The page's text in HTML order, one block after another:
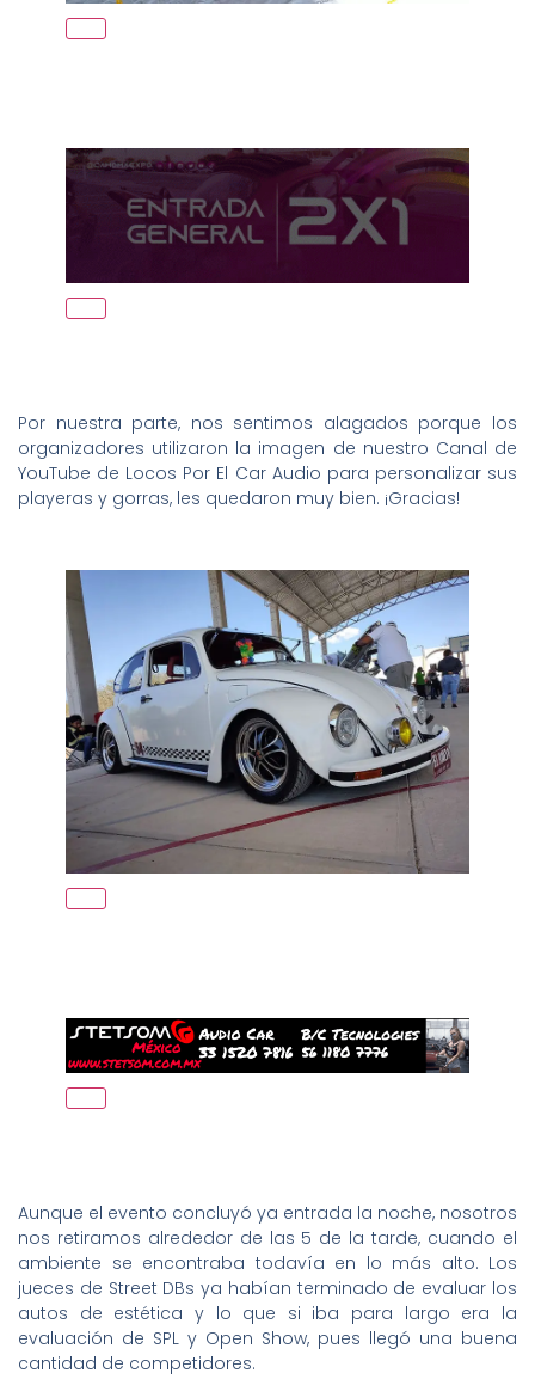
Por nuestra parte, nos sentimos alagados porque los
organizadores utilizaron la imagen de nuestro Canal de
YouTube de Locos Por El Car Audio para personalizar sus
playeras y gorras, les quedaron muy bien. ¡Gracias!
Aunque el evento concluyó ya entrada la noche, nosotros
nos retiramos alrededor de las 5 de la tarde, cuando el
ambiente se encontraba todavía en lo más alto. Los
jueces de Street DBs ya habían terminado de evaluar los
autos de estética y lo que si iba para largo era la
evaluación de SPL y Open Show, pues llegó una buena
cantidad de competidores.